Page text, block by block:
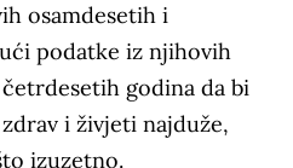
osamdesetih i
podatke iz njihovih
godina da bi
i živjeti najduže,
izuzetno.